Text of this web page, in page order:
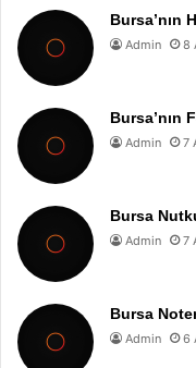
Bursa’nın
Admin 8
Bursa’nın
Admin 7
Bursa
Admin 7
Bursa
Admin 6